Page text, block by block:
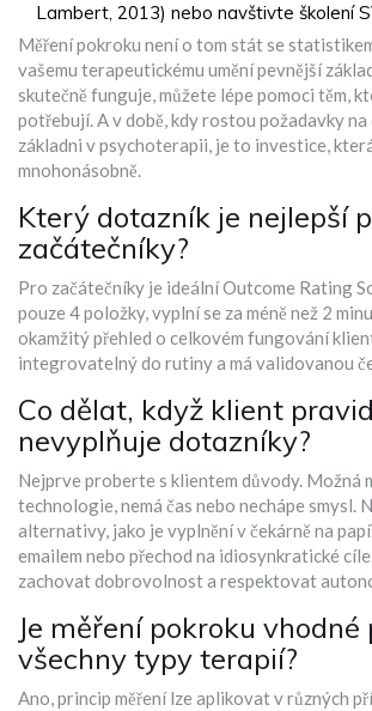
Lambert, 2013) nebo navštivte školení
Měření pokroku není o tom stát se
vašemu terapeutickému umění pevnější
skutečně funguje, můžete lépe pomoci těm,
potřebují. A v době, kdy rostou požadavky na
základni v psychoterapii, je to investice,
mnohonásobně.
Který dotazník je nejlepší
začátečníky?
Pro začátečníky je ideální Outcome Rating
pouze 4 položky, vyplní se za méně než 2
okamžitý přehled o celkovém fungování
integrovatelný do rutiny a má validovanou
Co dělat, když klient
nevyplňuje dotazníky?
Nejprve proberte s klientem důvody. Možná
technologie, nemá čas nebo nechápe smysl.
alternativy, jako je vyplnění v čekárně na
emailem nebo přechod na idiosynkratické
zachovat dobrovolnost a respektovat
Je měření pokroku vhodné
všechny typy terapií?
Ano, princip měření lze aplikovat v různých